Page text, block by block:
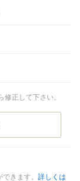
正して下さい。
きます。 詳しくは